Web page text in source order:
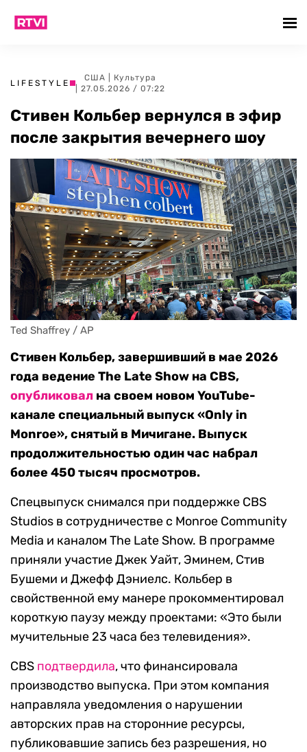
LIFESTYLE
США
Культура
| 27.05.2026 / 07:22
Стивен Кольбер вернулся в эфир
после закрытия вечернего шоу
Ted Shaffrey / AP
Стивен Кольбер, завершивший в мае 2026
года ведение The Late Show на CBS,
опубликовал на своем новом YouTube-
канале специальный выпуск «Only in
Monroe», снятый в Мичигане. Выпуск
продолжительностью один час набрал
более 450 тысяч просмотров.
Спецвыпуск снимался при поддержке CBS
Studios в сотрудничестве с Monroe Community
Media и каналом The Late Show. В программе
приняли участие Джек Уайт, Эминем, Стив
Бушеми и Джефф Дэниелс. Кольбер в
свойственной ему манере прокомментировал
короткую паузу между проектами: «Это были
мучительные 23 часа без телевидения».
CBS подтвердила, что финансировала
производство выпуска. При этом компания
направляла уведомления о нарушении
авторских прав на сторонние ресурсы,
публиковавшие запись без разрешения, но